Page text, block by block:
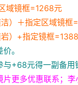
域镜框=1268元
）＋指定区域镜框
）+指定镜框
。
+68元得一副备用
更多优惠联系；李